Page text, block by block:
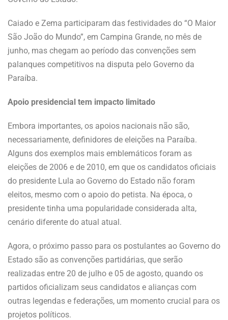
Caiado e Zema participaram das festividades do “O Maior
São João do Mundo”, em Campina Grande, no mês de
junho, mas chegam ao período das convenções sem
palanques competitivos na disputa pelo Governo da
Paraíba.
Apoio presidencial tem impacto limitado
Embora importantes, os apoios nacionais não são,
necessariamente, definidores de eleições na Paraíba.
Alguns dos exemplos mais emblemáticos foram as
eleições de 2006 e de 2010, em que os candidatos oficiais
do presidente Lula ao Governo do Estado não foram
eleitos, mesmo com o apoio do petista. Na época, o
presidente tinha uma popularidade considerada alta,
cenário diferente do atual atual.
Agora, o próximo passo para os postulantes ao Governo do
Estado são as convenções partidárias, que serão
realizadas entre 20 de julho e 05 de agosto, quando os
partidos oficializam seus candidatos e alianças com
outras legendas e federações, um momento crucial para os
projetos políticos.